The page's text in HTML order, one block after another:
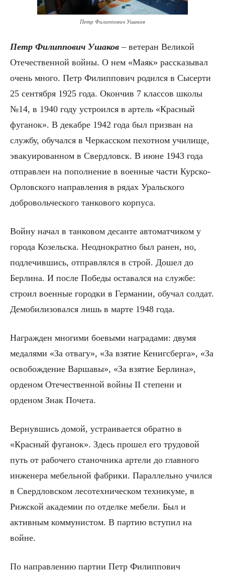
Петр Филиппович Ушаков
Петр Филиппович Ушаков – ветеран Великой
Отечественной войны. О нем «Маяк» рассказывал
очень много. Петр Филиппович родился в Сысерти
25 сентября 1925 года. Окончив 7 классов школы
№14, в 1940 году устроился в артель «Красный
фуганок». В декабре 1942 года был призван на
службу, обучался в Черкасском пехотном училище,
эвакуированном в Свердловск. В июне 1943 года
отправлен на пополнение в военные части Курско-
Орловского направления в рядах Уральского
добровольческого танкового корпуса.
Войну начал в танковом десанте автоматчиком у
города Козельска. Неоднократно был ранен, но,
подлечившись, отправлялся в строй. Дошел до
Берлина. И после Победы оставался на службе:
строил военные городки в Германии, обучал солдат.
Демобилизовался лишь в марте 1948 года.
Награжден многими боевыми наградами: двумя
медалями «За отвагу», «За взятие Кенигсберга», «За
освобождение Варшавы», «За взятие Берлина»,
орденом Отечественной войны II степени и
орденом Знак Почета.
Вернувшись домой, устраивается обратно в
«Красный фуганок». Здесь прошел его трудовой
путь от рабочего станочника артели до главного
инженера мебельной фабрики. Параллельно учился
в Свердловском лесотехническом техникуме, в
Рижской академии по отделке мебели. Был и
активным коммунистом. В партию вступил на
войне.
По направлению партии Петр Филиппович